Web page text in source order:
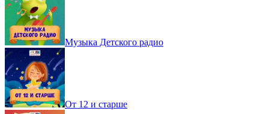
Музыка Детского радио
От 12 и старше